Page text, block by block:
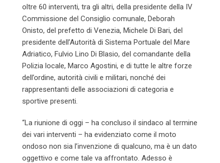
oltre 60 interventi, tra gli altri, della presidente della IV
Commissione del Consiglio comunale, Deborah
Onisto, del prefetto di Venezia, Michele Di Bari, del
presidente dell’Autorità di Sistema Portuale del Mare
Adriatico, Fulvio Lino Di Blasio, del comandante della
Polizia locale, Marco Agostini, e di tutte le altre forze
dell’ordine, autorità civili e militari, nonché dei
rappresentanti delle associazioni di categoria e
sportive presenti.
“La riunione di oggi – ha concluso il sindaco al termine
dei vari interventi – ha evidenziato come il moto
ondoso non sia l’invenzione di qualcuno, ma è un dato
oggettivo e come tale va affrontato. Adesso è